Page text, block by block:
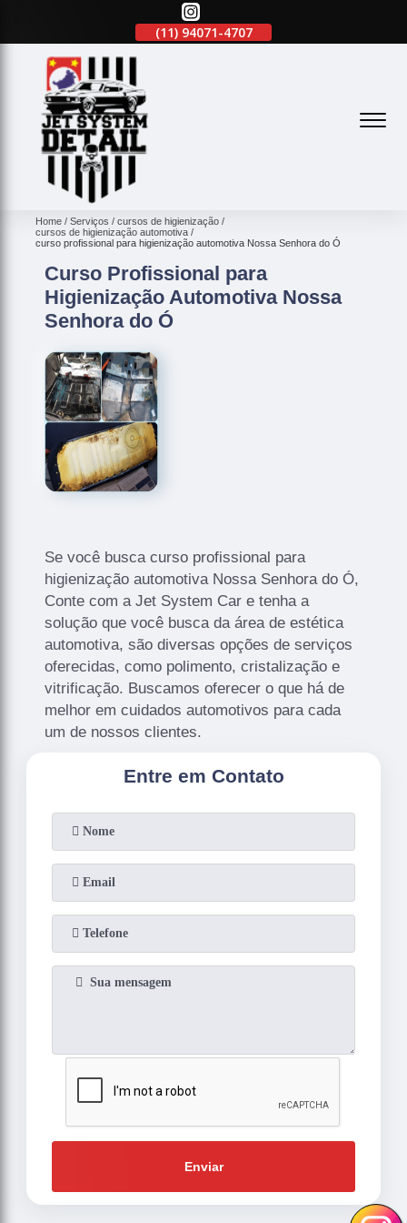
(11) 94071-4707 (11)
Home Serviços
cursos de higienização
cursos de higienização automotiva
curso profissional para higienização automotiva Nossa Senhora do Ó
Curso Profissional para
Higienização Automotiva Nossa
Senhora do Ó
Se você busca curso profissional para
higienização automotiva Nossa Senhora do Ó,
Conte com a Jet System Car e tenha a
solução que você busca da área de estética
automotiva, são diversas opções de serviços
oferecidas, como polimento, cristalização e
vitrificação. Buscamos oferecer o que há de
melhor em cuidados automotivos para cada
um de nossos clientes.
Entre em Contato
Enviar